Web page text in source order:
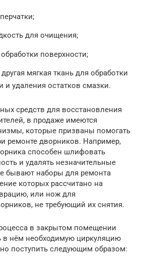
для очищения;
поверхности;
мягкая ткань для обработки
и удаления остатков смазки.
средств для восстановления
в продаже имеются
которые призваны помогать
ремонте дворников. Например,
способен шлифовать
и удалять незначительные
бывают наборы для ремонта
которых рассчитано на
или нож для
не требующий их снятия.
в закрытом помещении
в нём необходимую циркуляцию
поступить следующим образом: